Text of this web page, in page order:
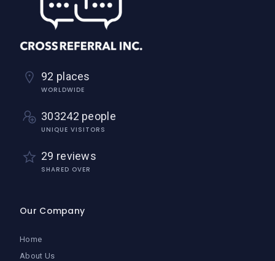
92 places
WORLDWIDE
303242 people
UNIQUE VISITORS
29 reviews
SHARED OVER
Our Company
Home
About Us